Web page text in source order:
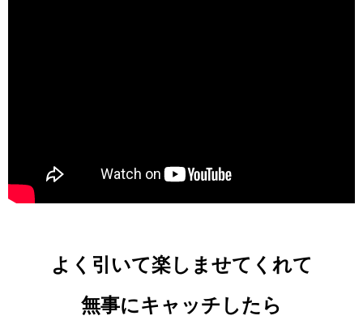
よく引いて楽しませてくれて
無事にキャッチしたら